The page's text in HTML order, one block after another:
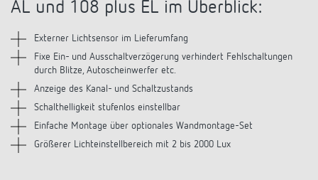
Anfahrt
AL und 108 plus EL im Überblick:
Externer Lichtsensor im Lieferumfang
Fixe Ein- und Ausschaltverzögerung verhindert Fehlschaltungen
durch Blitze, Autoscheinwerfer etc.
Anzeige des Kanal- und Schaltzustands
Schalthelligkeit stufenlos einstellbar
Einfache Montage über optionales Wandmontage-Set
Größerer Lichteinstellbereich mit 2 bis 2000 Lux